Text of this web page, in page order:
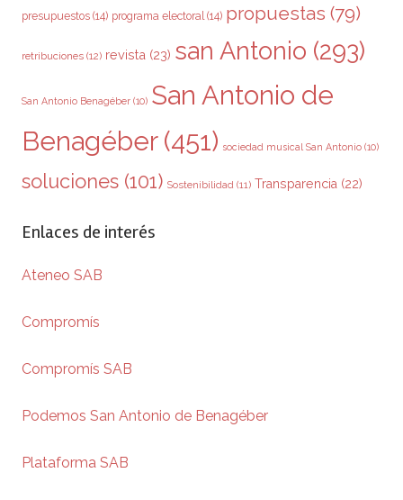
presupuestos (14) programa electoral(14) propuestas (79)
retribuciones (12) revista (23) san Antonio (293)
San Antonio Benagéber (10) San Antonio de
Benagéber(451) sociedad musical San Antonio (10)
soluciones (101) Sostenibilidad (11) Transparencia (22)
Enlaces de interés
Ateneo SAB
Compromís
Compromís SAB
Podemos San Antonio de Benagéber
Plataforma SAB